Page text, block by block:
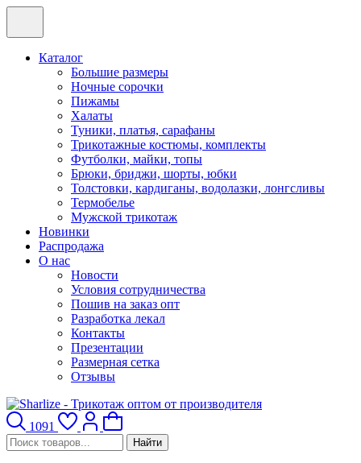
Каталог
Большие размеры
Ночные сорочки
Пижамы
Халаты
Туники, платья, сарафаны
Трикотажные костюмы, комплекты
Футболки, майки, топы
Брюки, бриджи, шорты, юбки
Толстовки, кардиганы, водолазки, лонгсливы
Термобелье
Мужской трикотаж
Новинки
Распродажа
О нас
Новости
Условия сотрудничества
Пошив на заказ опт
Разработка лекал
Контакты
Презентации
Размерная сетка
Отзывы
1091
Найти